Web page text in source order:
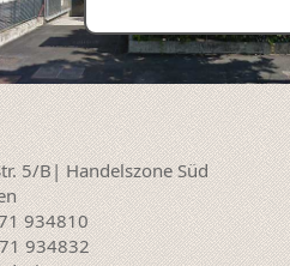
5/B| Handelszone Süd
934810
934832